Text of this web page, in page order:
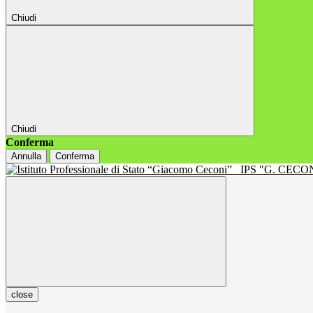
Chiudi
Chiudi
Conferma
Annulla Conferma
IPS "G.
close